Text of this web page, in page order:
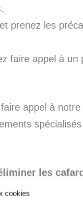
cookies
prenez les
faire appel à
appel à
les
surveillance